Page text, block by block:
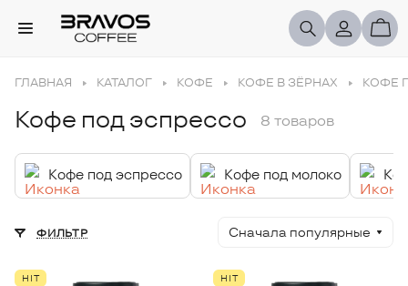
ГЛАВНАЯ КАТАЛОГ КОФЕ КОФЕ В ЗЁРНАХ КОФЕ
Кофе под эспрессо 8 товаров
Кофе под эспрессо Кофе под молоко
ФИЛЬТР Сначала популярные
HIT HIT